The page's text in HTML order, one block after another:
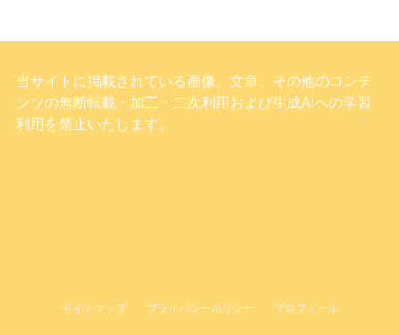
当サイトに掲載されている画像、文章、その他のコンテ
ンツの無断転載・加工・二次利用および生成AIへの学習
利用を禁止いたします。
サイトマップ プライバシーポリシー プロフィール